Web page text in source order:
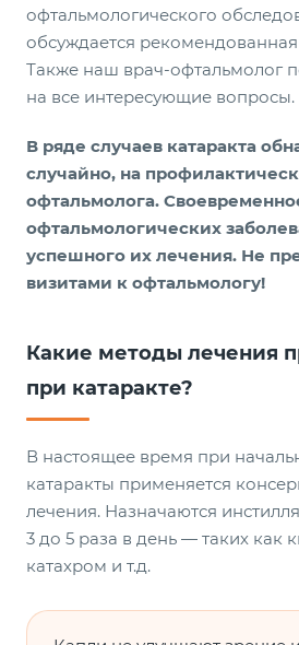
офтальмологического
обсуждается рекомендованная
Также наш врач-офтальмолог
на все интересующие вопросы.
В ряде случаев катаракта
случайно, на
офтальмолога.
офтальмологических
успешного их лечения. Не
визитами к офтальмологу!
Какие методы лечения
при катаракте?
В настоящее время при
катаракты применяется
лечения. Назначаются
3 до 5 раза в день — таких как
катахром и т.д.